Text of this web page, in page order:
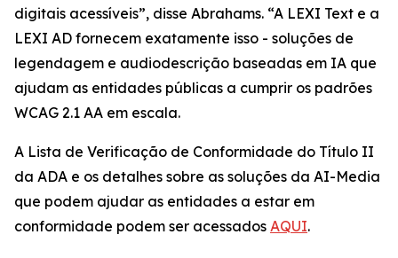
digitais acessíveis”, disse Abrahams. “A LEXI Text e a
LEXI AD fornecem exatamente isso - soluções de
legendagem e audiodescrição baseadas em IA que
ajudam as entidades públicas a cumprir os padrões
WCAG 2.1 AA em escala.
A Lista de Verificação de Conformidade do Título II
da ADA e os detalhes sobre as soluções da AI-Media
que podem ajudar as entidades a estar em
conformidade podem ser acessados AQUI.